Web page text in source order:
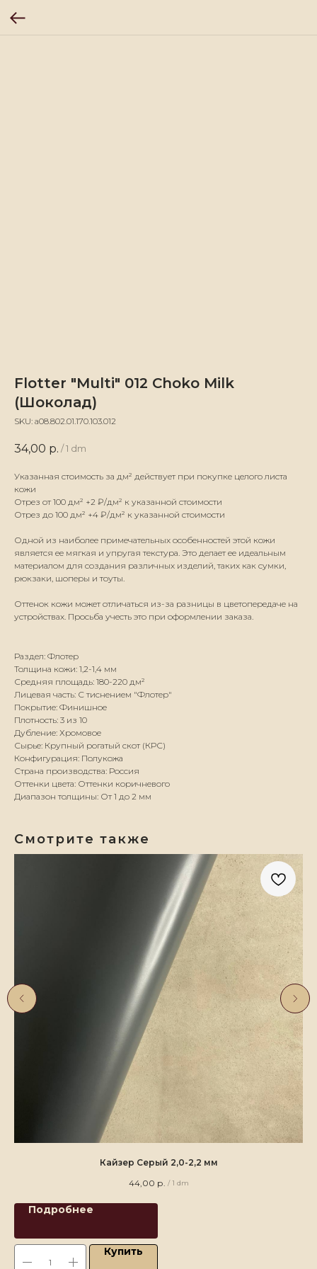
Flotter "Multi" 012 Choko Milk
(Шоколад)
SKU: а08.802.01.170.103.012
34,00 р. / 1 dm
Указанная стоимость за дм² действует при покупке целого листа
кожи
Отрез от 100 дм² +2 ₽/дм² к указанной стоимости
Отрез до 100 дм² +4 ₽/дм² к указанной стоимости
Одной из наиболее примечательных особенностей этой кожи
является ее мягкая и упругая текстура. Это делает ее идеальным
материалом для создания различных изделий, таких как сумки,
рюкзаки, шоперы и тоуты.
Оттенок кожи может отличаться из-за разницы в цветопередаче на
устройствах. Просьба учесть это при оформлении заказа.
Раздел: Флотер
Толщина кожи: 1,2-1,4 мм
Средняя площадь: 180-220 дм²
Лицевая часть: С тиснением "Флотер"
Покрытие: Финишное
Плотность: 3 из 10
Дубление: Хромовое
Сырье: Крупный рогатый скот (КРС)
Конфигурация: Полукожа
Страна производства: Россия
Оттенки цвета: Оттенки коричневого
Диапазон толщины: От 1 до 2 мм
Смотрите также
Кайзер Серый 2,0-2,2 мм
44,00 р. / 1 dm
Подробнее
Купить